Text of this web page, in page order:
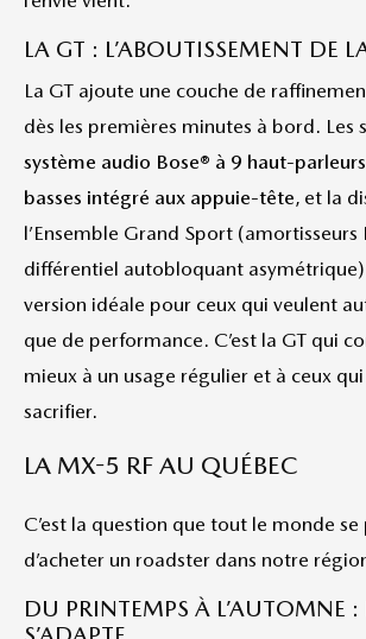
LA GT : L’ABOUTISSEMENT DE
La GT ajoute une couche de
dès les premières minutes à bord. Les
système audio Bose® à 9 haut-
basses intégré aux appuie-tête, et la
l’Ensemble Grand Sport (amortisseurs
différentiel autobloquant
version idéale pour ceux qui veulent
que de performance. C’est la GT qui
mieux à un usage régulier et à ceux
sacrifier.
LA MX-5 RF AU QUÉBEC
C’est la question que tout le monde
d’acheter un roadster dans notre
DU PRINTEMPS À L’AUTOMNE :